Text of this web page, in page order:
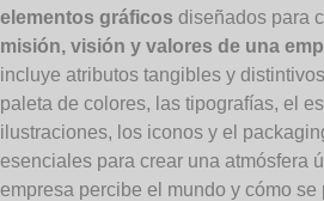
elementos gráficos diseñados para
misión, visión y valores de una
incluye atributos tangibles y
paleta de colores, las tipografías, el
ilustraciones, los iconos y el
esenciales para crear una atmósfera
empresa percibe el mundo y cómo